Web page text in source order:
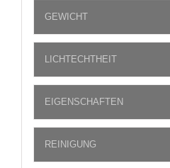
GEWICHT
LICHTECHTHEIT
EIGENSCHAFTEN
REINIGUNG